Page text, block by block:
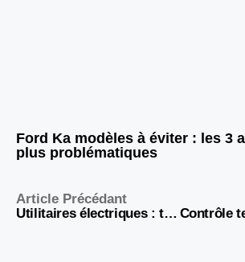
Ford Ka modèles à éviter : les 3
plus problématiques
Article Précédant
Utilitaires électriques : tous les avantages financiers pour les professionnels